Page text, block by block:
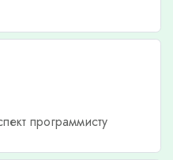
программисту